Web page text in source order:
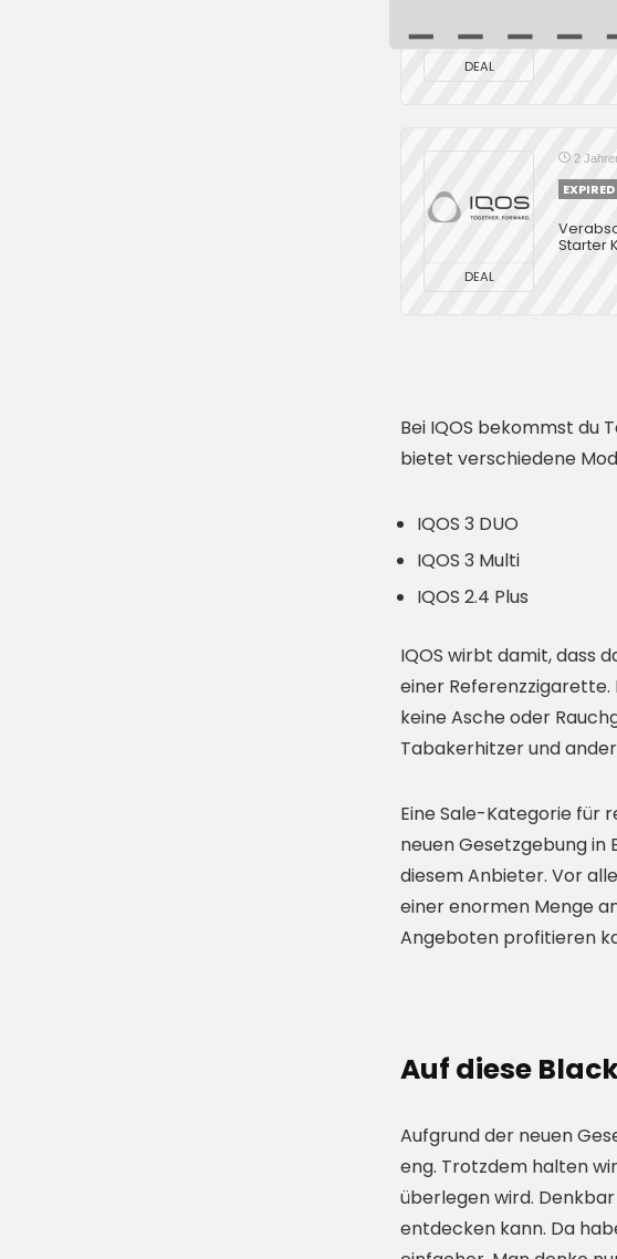
DEAL
Starter
DEAL
2
EXPIRED
Starter
Bei IQOS bekommst du
bietet verschiedene
IQOS 3 DUO
IQOS 3 Multi
IQOS 2.4 Plus
IQOS wirbt damit, dass
einer
keine Asche oder
Tabakerhitzer und
Eine Sale-Kategorie für
neuen Gesetzgebung
diesem Anbieter. Vor
einer enormen Menge
Angeboten profitieren
Auf diese
Aufgrund der neuen
eng. Trotzdem halten
überlegen wird.
entdecken kann. Da